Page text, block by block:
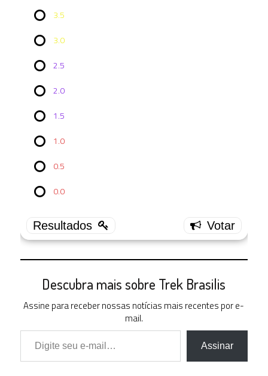
3.5
3.0
2.5
2.0
1.5
1.0
0.5
0.0
3.0
0 ( 0 % )
2.0
0 ( 0 % )
1.5
0 ( 0 % )
Descubra mais sobre Trek Brasilis
Assine para receber nossas notícias mais recentes por e-
mail.
Digite seu e-mail…
Assinar